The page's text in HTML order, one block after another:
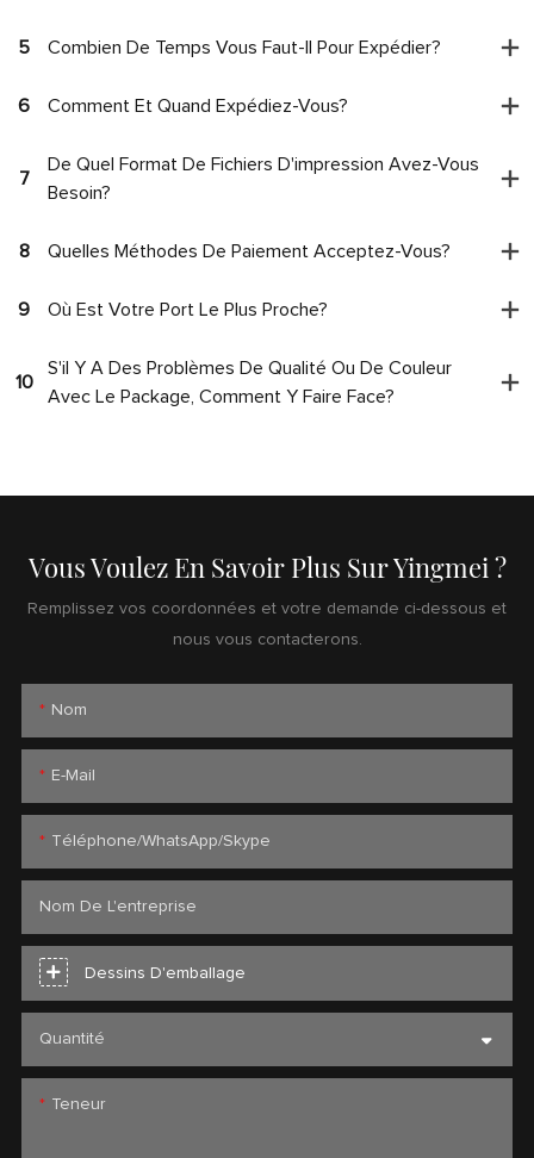
5 Combien De Temps Vous Faut-Il Pour Expédier?
6 Comment Et Quand Expédiez-Vous?
7
De Quel Format De Fichiers D'impression Avez-Vous
Besoin?
8 Quelles Méthodes De Paiement Acceptez-Vous?
9 Où Est Votre Port Le Plus Proche?
10
S'il Y A Des Problèmes De Qualité Ou De Couleur
Avec Le Package, Comment Y Faire Face?
Vous Voulez En Savoir Plus Sur Yingmei ?
Remplissez vos coordonnées et votre demande ci-dessous et
nous vous contacterons.
Nom
E-Mail
Téléphone/WhatsApp/Skype
Nom De L'entreprise
Dessins D'emballage
Quantité
Teneur